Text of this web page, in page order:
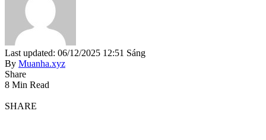
Last updated: 06/12/2025 12:51 Sáng
By Muanha.xyz
Share
8 Min Read
SHARE